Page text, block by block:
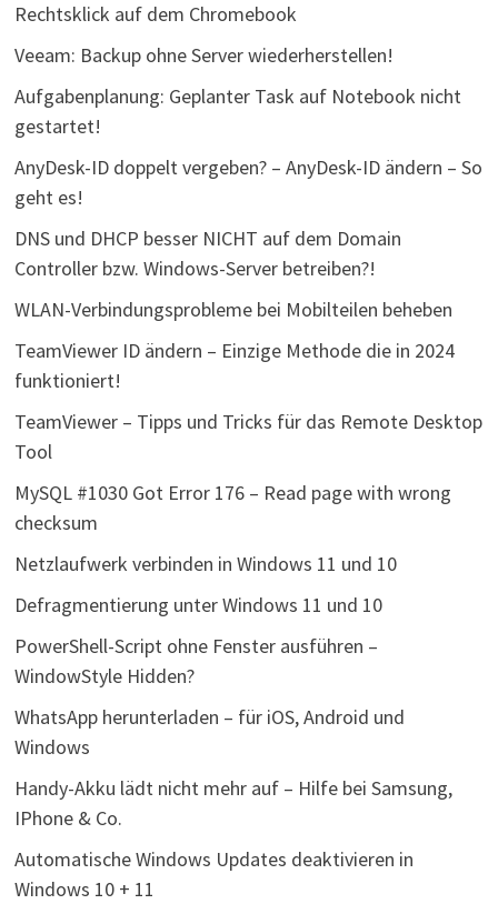
Rechtsklick auf dem Chromebook
Veeam: Backup ohne Server wiederherstellen!
Aufgabenplanung: Geplanter Task auf Notebook nicht
gestartet!
AnyDesk-ID doppelt vergeben? – AnyDesk-ID ändern – So
geht es!
DNS und DHCP besser NICHT auf dem Domain
Controller bzw. Windows-Server betreiben?!
WLAN-Verbindungsprobleme bei Mobilteilen beheben
TeamViewer ID ändern – Einzige Methode die in 2024
funktioniert!
TeamViewer – Tipps und Tricks für das Remote Desktop
Tool
MySQL #1030 Got Error 176 – Read page with wrong
checksum
Netzlaufwerk verbinden in Windows 11 und 10
Defragmentierung unter Windows 11 und 10
PowerShell-Script ohne Fenster ausführen –
WindowStyle Hidden?
WhatsApp herunterladen – für iOS, Android und
Windows
Handy-Akku lädt nicht mehr auf – Hilfe bei Samsung,
IPhone & Co.
Automatische Windows Updates deaktivieren in
Windows 10 + 11